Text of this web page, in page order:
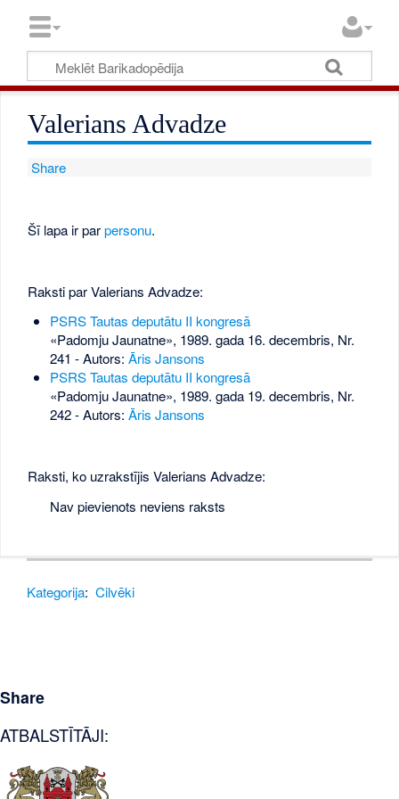
Valerians Advadze
Share
Šī lapa ir parpersonu.
Raksti par Valerians Advadze:
PSRS Tautas deputātu II kongresā
«Padomju Jaunatne», 1989. gada 16. decembris, Nr.
241 - Autors: Āris Jansons
PSRS Tautas deputātu II kongresā
«Padomju Jaunatne», 1989. gada 19. decembris, Nr.
242- Autors: Āris Jansons
Raksti, ko uzrakstījis Valerians Advadze:
Nav pievienots neviens raksts
Kategorija: Cilvēki
Share
ATBALSTĪTĀJI: